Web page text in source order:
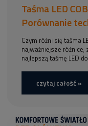
Taśma LED
Porównanie
Czym różni się taśma
najważniejsze
najlepszą taśmę LED
czytaj całość »